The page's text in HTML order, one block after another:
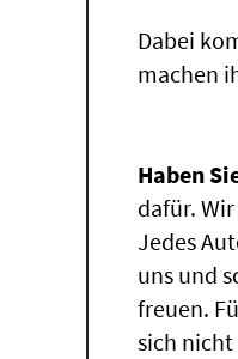
Dabei
machen
Haben
dafür.
Jedes
uns und
freuen.
sich nicht